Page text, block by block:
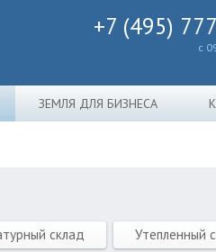
+7 (495)
с
ЗЕМЛЯ ДЛЯ БИЗНЕСА
склад Утепленный